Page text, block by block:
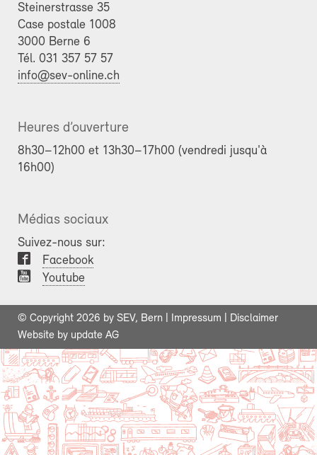
Steinerstrasse 35
Case postale 1008
3000 Berne 6
Tél. 031 357 57 57
info@sev-online.ch
Heures d’ouverture
8h30–12h00 et 13h30–17h00 (vendredi jusqu'à
16h00)
Médias sociaux
Suivez-nous sur:
Facebook
Youtube
© Copyright 2026 by SEV, Bern | Impressum
Disclaimer
Website by update AG